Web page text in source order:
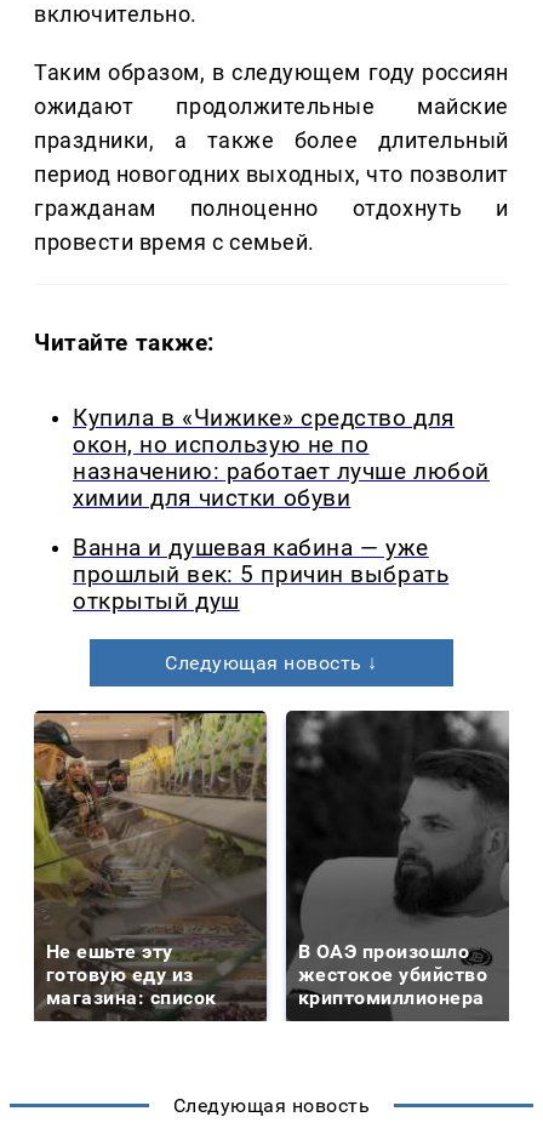
включительно.
Таким образом, в следующем году россиян
ожидают продолжительные майские
праздники, а также более длительный
период новогодних выходных, что позволит
гражданам полноценно отдохнуть и
провести время с семьей.
Читайте также:
Купила в «Чижике» средство для
окон, но использую не по
назначению: работает лучше любой
химии для чистки обуви
Ванна и душевая кабина — уже
прошлый век: 5 причин выбрать
открытый душ
Следующая новость ↓
Не ешьте эту
готовую еду из
магазина: список
В ОАЭ произошло
жестокое убийство
криптомиллионера
Следующая новость